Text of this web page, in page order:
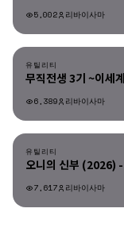
5,002 리바이사마
유틸리티
유틸리티
무직전생 3기 ~이세
6,389 리바이사마
유틸리티
유틸리티
오니의 신부 (2026)
7,617 리바이사마